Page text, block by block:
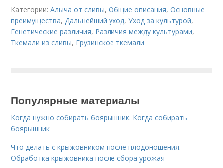
Категории:Алыча от сливы,Общие описания,Основные
преимущества,Дальнейший уход,Уход за культурой,
Генетические различия, Различия между культурами,
Ткемали из сливы, Грузинское ткемали
Популярные материалы
Когда нужно собирать боярышник. Когда собирать
боярышник
Что делать с крыжовником после плодоношения.
Обработка крыжовника после сбора урожая